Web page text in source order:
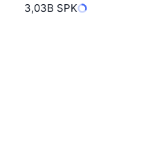
3,03B SPK